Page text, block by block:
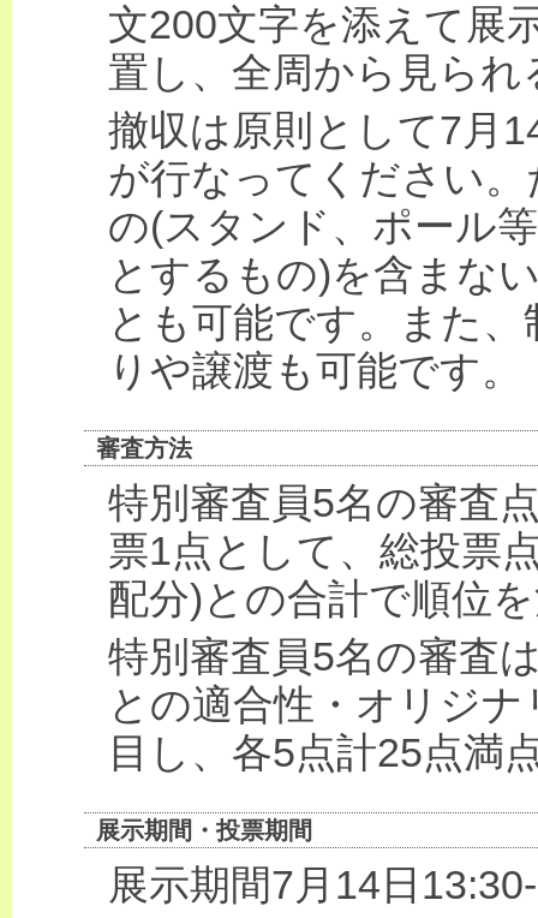
文200文字を添えて展
置し、全周から見ら
撤収は原則として7月
が行なってください
の(スタンド、ポール
とするもの)を含まな
とも可能です。また
りや譲渡も可能です。
審査方法
特別審査員5名の審査
票1点として、総投票
配分)との合計で順位
特別審査員5名の審査
との適合性・オリジ
目し、各5点計25点満
展示期間・投票期間
展示期間7月14日